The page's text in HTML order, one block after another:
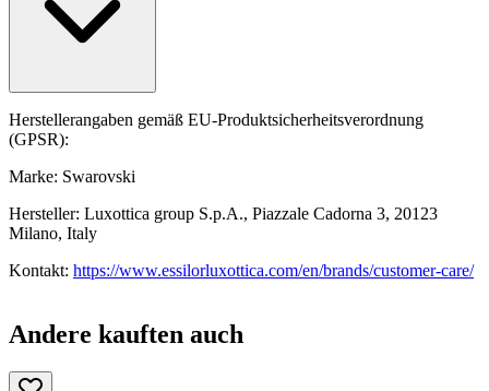
Herstellerangaben gemäß EU-Produktsicherheitsverordnung
(GPSR):
Marke: Swarovski
Hersteller: Luxottica group S.p.A., Piazzale Cadorna 3, 20123
Milano, Italy
Kontakt: https://www.essilorluxottica.com/en/brands/customer-care/
Andere kauften auch